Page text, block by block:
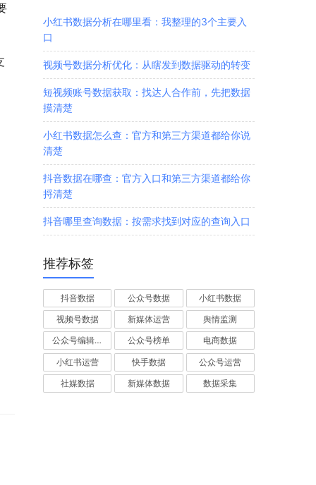
小红书数据分析在哪里看：我整理的3个主要入
口
视频号数据分析优化：从瞎发到数据驱动的转变
短视频账号数据获取：找达人合作前，先把数据
摸清楚
小红书数据怎么查：官方和第三方渠道都给你说
清楚
抖音数据在哪查：官方入口和第三方渠道都给你
捋清楚
抖音哪里查询数据：按需求找到对应的查询入口
推荐标签
抖音数据 公众号数据 小红书数据
视频号数据 新媒体运营 舆情监测
公众号编辑器 公众号榜单 电商数据
小红书运营 快手数据 公众号运营
社媒数据 新媒体数据 数据采集